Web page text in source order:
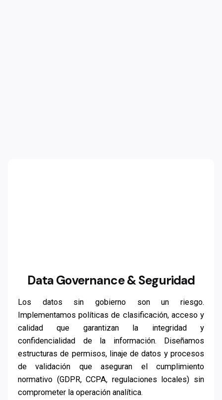
Data Governance & Seguridad
Los datos sin gobierno son un riesgo.
Implementamos políticas de clasificación, acceso y
calidad que garantizan la integridad y
confidencialidad de la información. Diseñamos
estructuras de permisos, linaje de datos y procesos
de validación que aseguran el cumplimiento
normativo (GDPR, CCPA, regulaciones locales) sin
comprometer la operación analítica.